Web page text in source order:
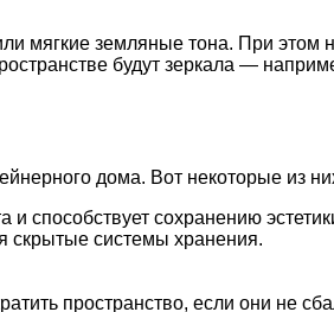
мягкие земляные тона. При этом
будут зеркала —
дома. Вот некоторые из
способствует сохранению
скрытые системы хранения.
пространство, если они не